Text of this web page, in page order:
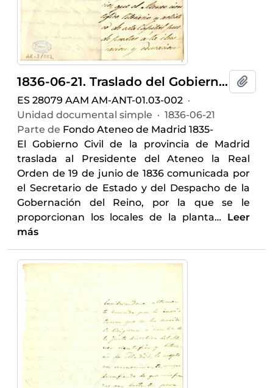
1836-06-21. Traslado del Gobierno Civil de Madrid
ES 28079 AAM AM-ANT-01.03-002 ·
Unidad documental simple · 1836-06-21
Parte de Fondo Ateneo de Madrid 1835-
El Gobierno Civil de la provincia de Madrid
traslada al Presidente del Ateneo la Real
Orden de 19 de junio de 1836 comunicada por
el Secretario de Estado y del Despacho de la
Gobernación del Reino, por la que se le
proporcionan los locales de la planta… Leer
más